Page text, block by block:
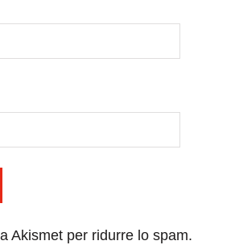
Akismet per ridurre lo spam.